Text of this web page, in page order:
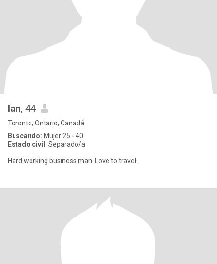
Ian, 44
Toronto, Ontario, Canadá
Buscando: Mujer 25 - 40
Estado civil: Separado/a
Hard working business man. Love to travel.